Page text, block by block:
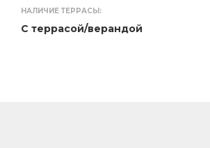
НАЛИЧИЕ ТЕРРАСЫ:
С террасой/верандой